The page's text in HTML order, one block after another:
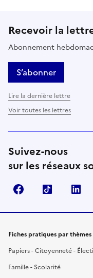
Recevoir la
Abonnement
S’abonner
Lire la dernière lettre
Voir toutes les lettres
Suivez-nous
sur les réseaux
FacebookTikTok
Fiches pratiques par thèmes
Papiers - Citoyenneté -
Famille - Scolarité